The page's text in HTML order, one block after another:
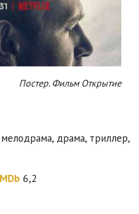
Постер. Фильм Открытие
драма, триллер,
6,2